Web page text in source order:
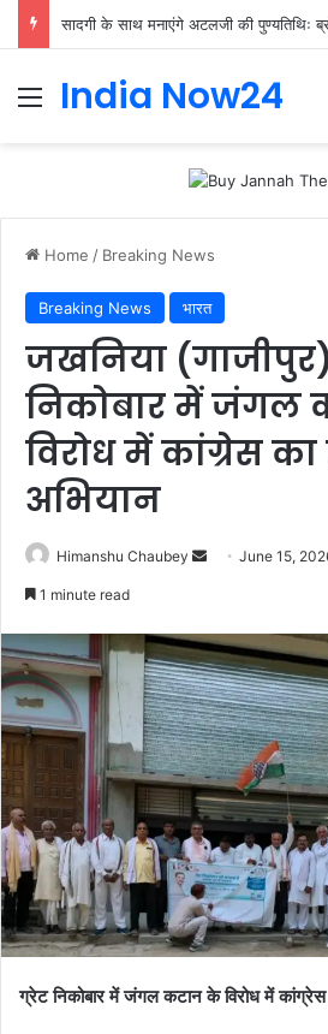
सादगी के साथ मनाएंगे अटलजी की पुण्यतिथिः
India Now24
Home / Breaking News
Breaking News भारत
जखनिया (गाजीपुर)
निकोबार में जंगल
विरोध में कांग्रेस का
अभियान
Himanshu Chaubey June 15,
1 minute read
ग्रेट निकोबार में जंगल कटान के विरोध में कांग्रेस